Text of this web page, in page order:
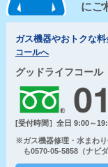
にご
ガス機器やおトクな
コールへ
グッドライフコール
[受付時間］全日 9:00～
※ガス機器修理・水まわり
も0570-05-5858（ナビ